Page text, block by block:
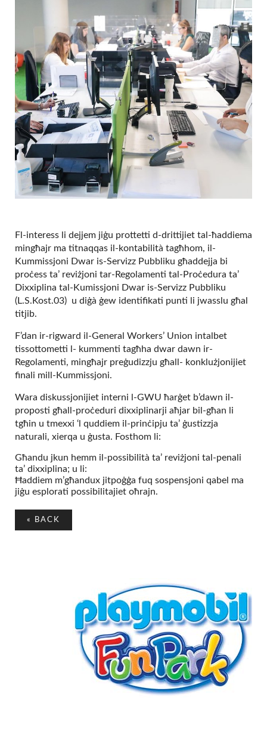
Fl-interess li dejjem jiġu prottetti d-drittijiet tal-ħaddiema
mingħajr ma titnaqqas il-kontabilità tagħhom, il-
Kummissjoni Dwar is-Servizz Pubbliku għaddejja bi
proċess ta’ reviżjoni tar-Regolamenti tal-Proċedura ta’
Dixxiplina tal-Kumissjoni Dwar is-Servizz Pubbliku
(L.S.Kost.03) u diġà ġew identifikati punti li jwasslu għal
titjib.
F’dan ir-rigward il-General Workers’ Union intalbet
tissottometti l- kummenti tagħha dwar dawn ir-
Regolamenti, mingħajr preġudizzju għall- konklużjonijiet
finali mill-Kummissjoni.
Wara diskussjonijiet interni l-GWU ħarġet b’dawn il-
proposti għall-proċeduri dixxiplinarji aħjar bil-għan li
tgħin u tmexxi ‘l quddiem il-prinċipju ta’ ġustizzja
naturali, xierqa u ġusta. Fosthom li:
Għandu jkun hemm il-possibilità ta’ reviżjoni tal-penali
ta’ dixxiplina; u li:
Ħaddiem m’għandux jitpoġġa fuq sospensjoni qabel ma
jiġu esplorati possibilitajiet oħrajn.
« BACK